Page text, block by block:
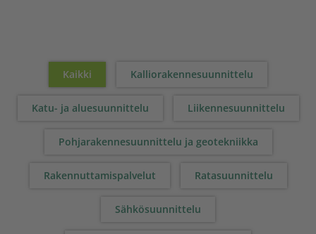
Kaikki Kalliorakennesuunnittelu
Katu- ja aluesuunnittelu Liikennesuunnittelu
Pohjarakennesuunnittelu ja geotekniikka
Rakennuttamispalvelut Ratasuunnittelu
Sähkösuunnittelu